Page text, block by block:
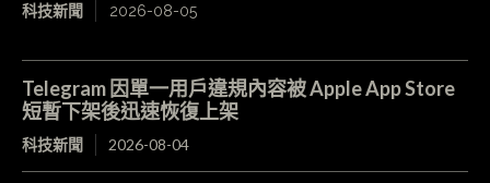
科技新聞 2026-08-05
Telegram 因單一用戶違規內容被 Apple App Store
短暫下架後迅速恢復上架
科技新聞 2026-08-04